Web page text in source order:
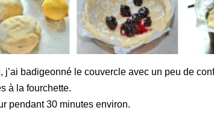
j’ai badigeonné le couvercle avec un peu de
à la fourchette.
pendant 30 minutes environ.